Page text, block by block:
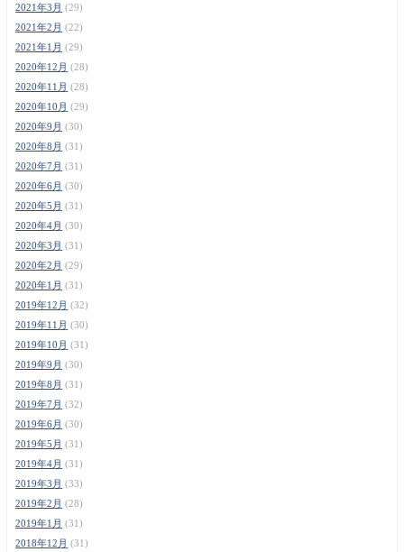
2021年3月 (29)
2021年2月 (22)
2021年1月 (29)
2020年12月 (28)
2020年11月 (28)
2020年10月 (29)
2020年9月 (30)
2020年8月 (31)
2020年7月 (31)
2020年6月 (30)
2020年5月 (31)
2020年4月 (30)
2020年3月 (31)
2020年2月 (29)
2020年1月 (31)
2019年12月 (32)
2019年11月 (30)
2019年10月 (31)
2019年9月 (30)
2019年8月 (31)
2019年7月 (32)
2019年6月 (30)
2019年5月 (31)
2019年4月 (31)
2019年3月 (33)
2019年2月 (28)
2019年1月 (31)
2018年12月 (31)